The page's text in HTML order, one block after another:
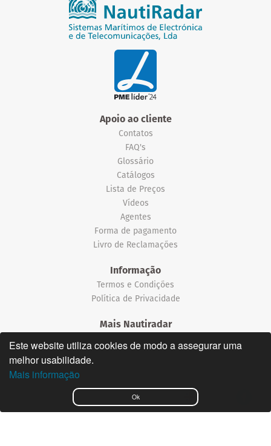
Ok
Este website utiliza cookies de modo a assegurar uma
melhor usabilidade.
Mais informação
Apoio ao cliente
Contatos
FAQ's
Glossário
Catálogos
Lista de Preços
Vídeos
Agentes
Forma de pagamento
Livro de Reclamações
Informação
Termos e Condições
Política de Privacidade
Mais Nautiradar
English